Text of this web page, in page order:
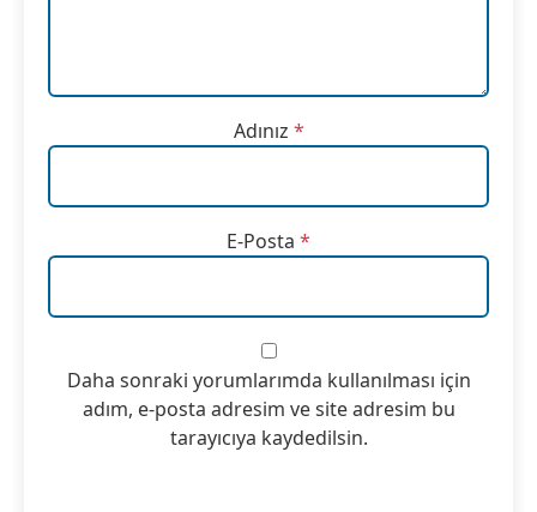
Adınız *
E-Posta *
Daha sonraki yorumlarımda kullanılması için
adım, e-posta adresim ve site adresim bu
tarayıcıya kaydedilsin.